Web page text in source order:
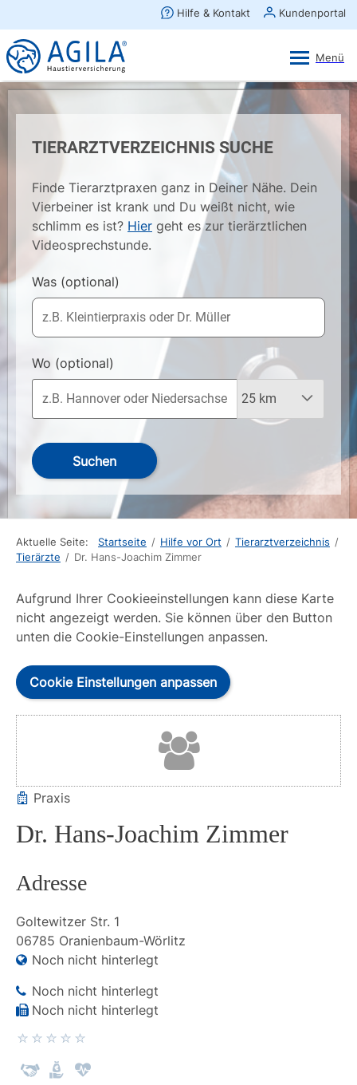
TIERARZTVERZEICHNIS SUCHE
Finde Tierarztpraxen ganz in Deiner Nähe. Dein
Vierbeiner ist krank und Du weißt nicht, wie
schlimm es ist? Hier geht es zur tierärztlichen
Videosprechstunde.
Was (optional)
Wo (optional)
Suchen
Aktuelle Seite: Startseite / Hilfe vor Ort / Tierarztverzeichnis /
Tierärzte / Dr. Hans-Joachim Zimmer
Aufgrund Ihrer Cookieeinstellungen kann diese Karte
nicht angezeigt werden. Sie können über den Button
unten die Cookie-Einstellungen anpassen.
Cookie Einstellungen anpassen
Praxis
Dr. Hans-Joachim Zimmer
Adresse
Goltewitzer Str. 1
06785 Oranienbaum-Wörlitz
Noch nicht hinterlegt
Noch nicht hinterlegt
Noch nicht hinterlegt
×
AGILA Kunden-App
Gratis - Im Play Store laden
Ansehen